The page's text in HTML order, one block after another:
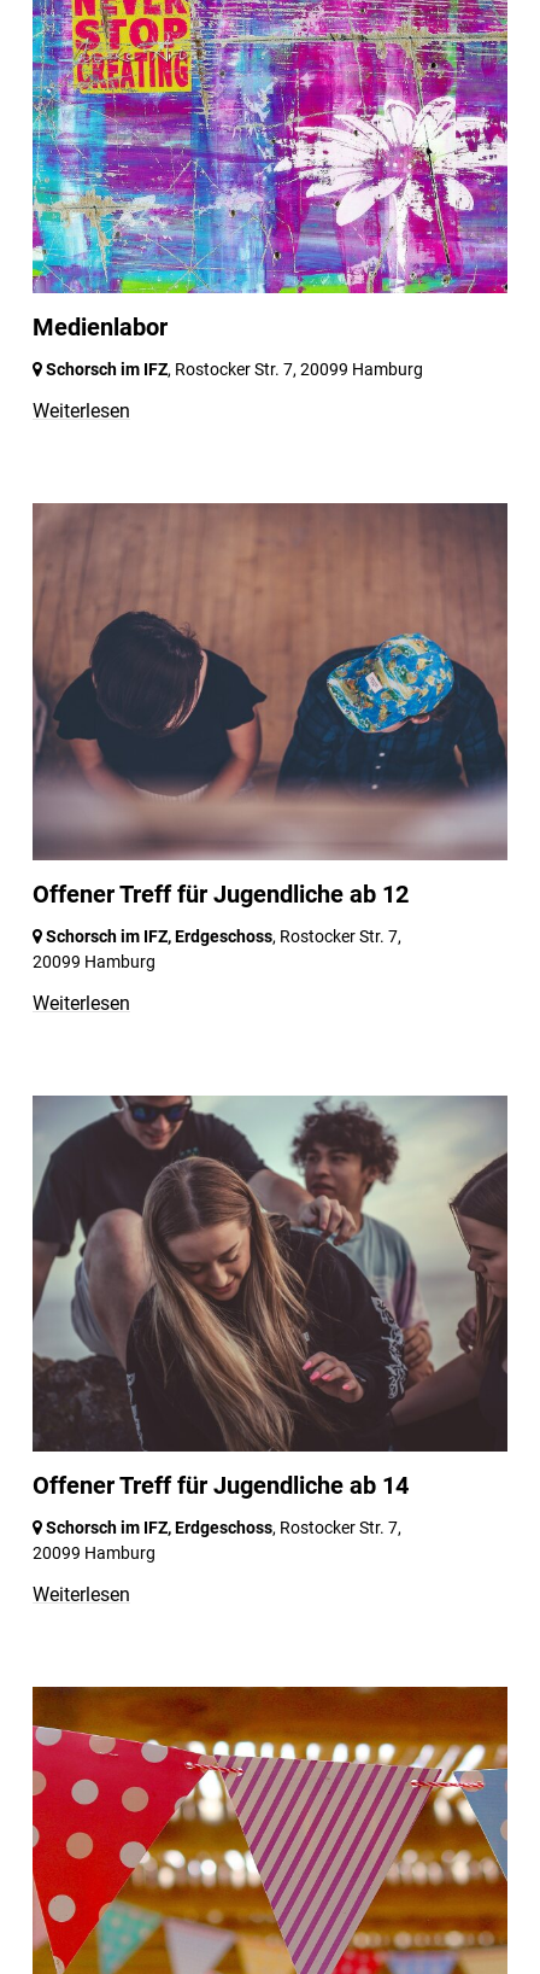
Medienlabor
Schorsch im IFZ, Rostocker Str. 7, 20099 Hamburg
Weiterlesen
Offener Treff für Jugendliche ab 12
Schorsch im IFZ, Erdgeschoss, Rostocker Str. 7,
20099 Hamburg
Weiterlesen
Offener Treff für Jugendliche ab 14
Schorsch im IFZ, Erdgeschoss, Rostocker Str. 7,
20099 Hamburg
Weiterlesen